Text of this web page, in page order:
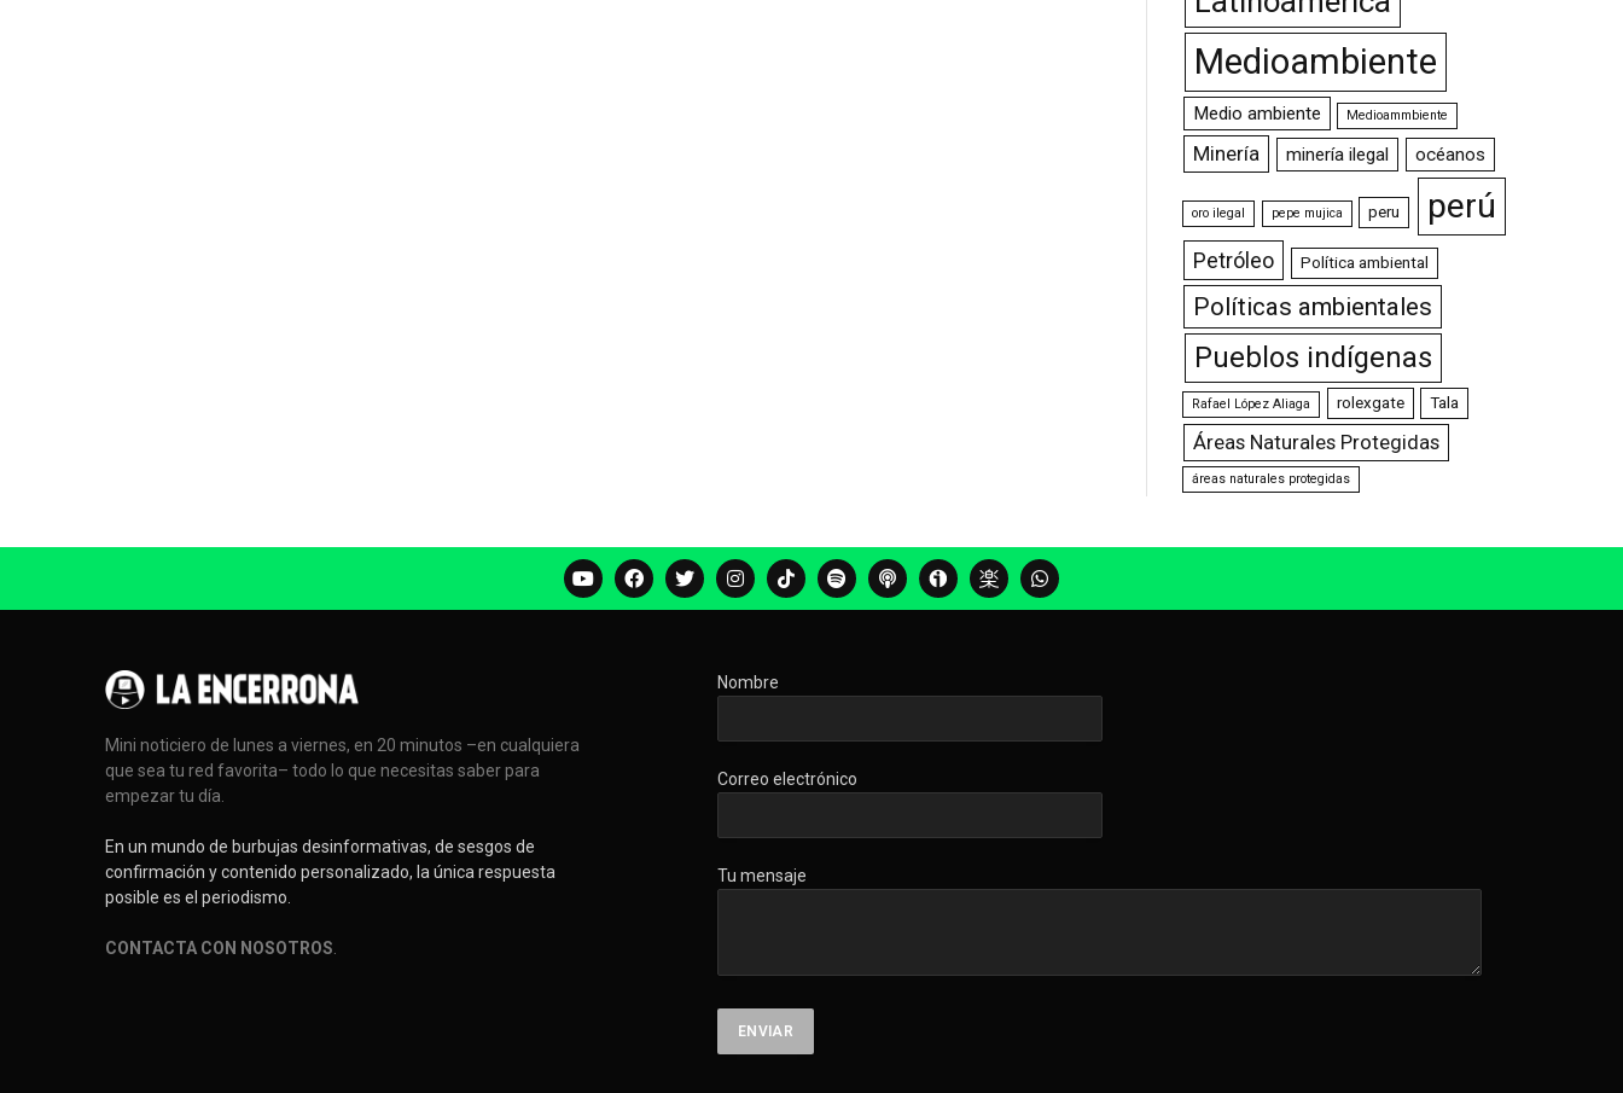
Medioambiente
Medio ambiente Medioammbiente
Minería minería ilegal océanos
oro ilegal pepe mujica peru perú
Petróleo Política ambiental
Políticas ambientales
Pueblos indígenas
Rafael López Aliaga rolexgate Tala
Áreas Naturales Protegidas
áreas naturales protegidas
Mini noticiero de lunes a viernes, en 20 minutos –en cualquiera
que sea tu red favorita– todo lo que necesitas saber para
empezar tu día.
En un mundo de burbujas desinformativas, de sesgos de
confirmación y contenido personalizado, la única respuesta
posible es el periodismo.
CONTACTA CON NOSOTROS
Nombre
Correo electrónico
Tu mensaje